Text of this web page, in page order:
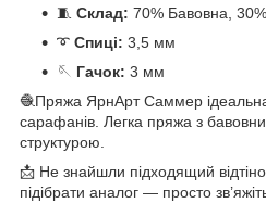
🧵 Склад: 70% Бавовна, 30%
➰ Спиці: 3,5 мм
🪡 Гачок: 3 мм
🧶Пряжа ЯрнАрт Саммер
сарафанів. Легка пряжа з
структурою.
📩 Не знайшли підходящий
підібрати аналог — просто